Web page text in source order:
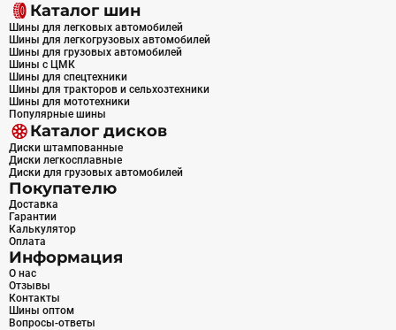
Каталог шин
Шины для легковых автомобилей
Шины для легкогрузовых автомобилей
Шины для грузовых автомобилей
Шины с ЦМК
Шины для спецтехники
Шины для тракторов и сельхозтехники
Шины для мототехники
Популярные шины
Каталог дисков
Диски штампованные
Диски легкосплавные
Диски для грузовых автомобилей
Покупателю
Доставка
Гарантии
Калькулятор
Оплата
Информация
О нас
Отзывы
Контакты
Шины оптом
Вопросы-ответы